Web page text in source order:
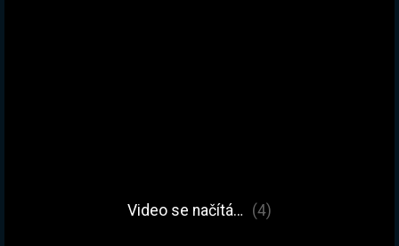
Video se načítá… (4)